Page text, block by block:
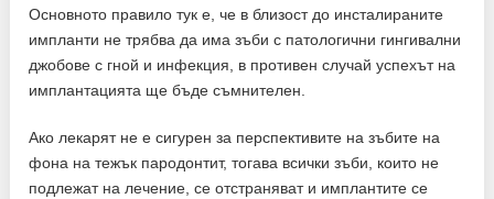
Основното правило тук е, че в близост до инсталираните
импланти не трябва да има зъби с патологични гингивални
джобове с гной и инфекция, в противен случай успехът на
имплантацията ще бъде съмнителен.
Ако лекарят не е сигурен за перспективите на зъбите на
фона на тежък пародонтит, тогава всички зъби, които не
подлежат на лечение, се отстраняват и имплантите се